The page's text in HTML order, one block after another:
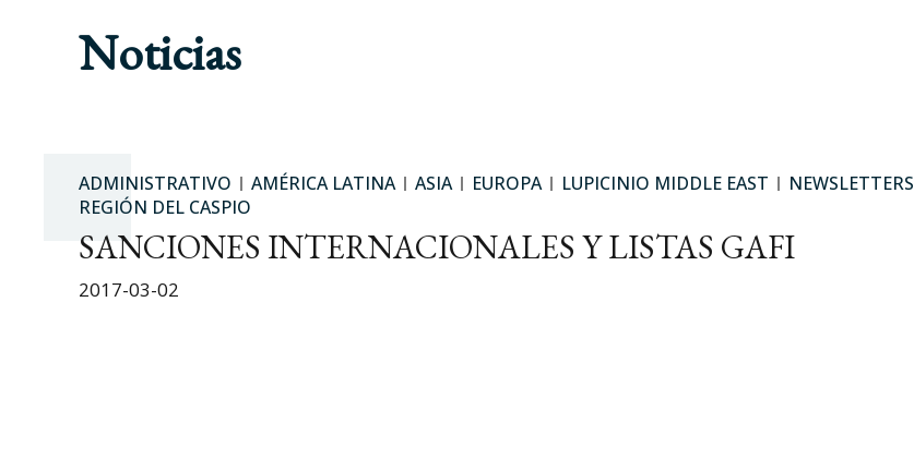
Noticias
ADMINISTRATIVO AMÉRICA LATINA ASIA EUROPA LUPICINIO MIDDLE EAST
NEWSLETTERS
REGIÓN DEL CASPIO
SANCIONES INTERNACIONALES Y LISTAS GAFI
2017-03-02